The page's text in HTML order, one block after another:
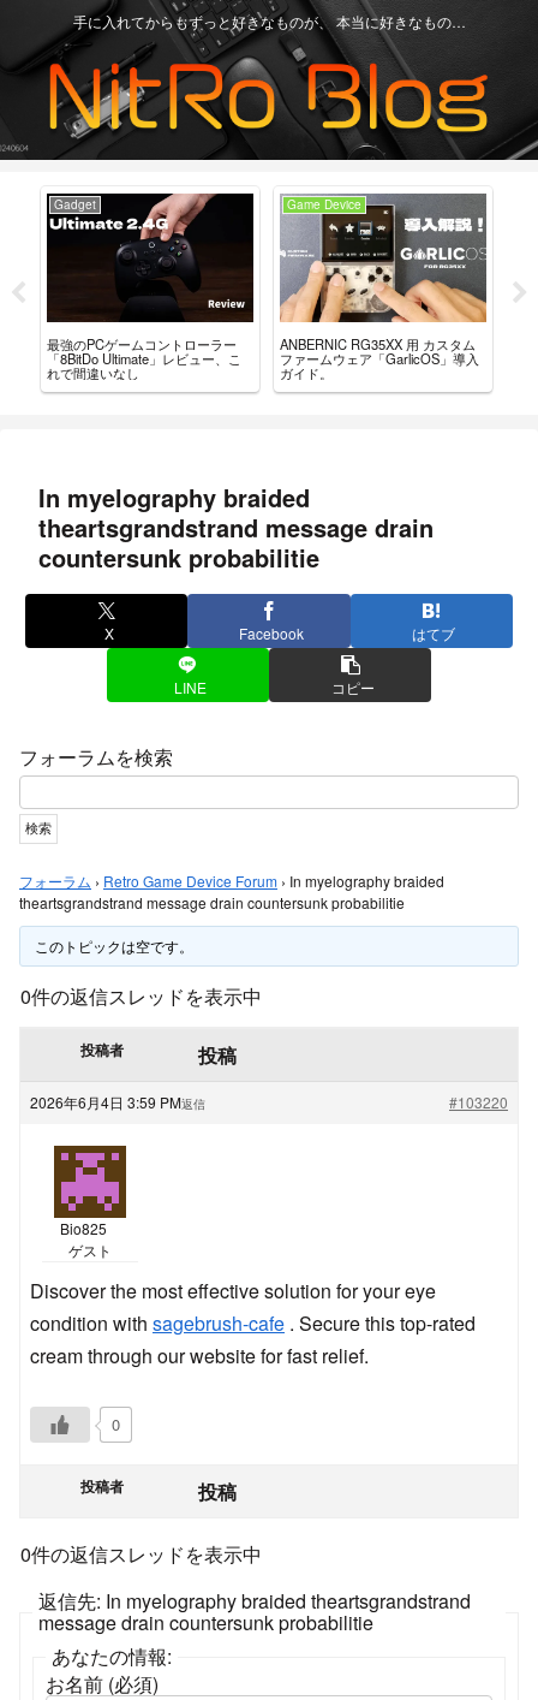
手に入れてからもずっと好きなものが、 本当に好きなもの…
スタム
」導入
Game Device
【Review】Retroid Pocket 3+ ブロ
グレビュー！ 僕からひと
言・・・ 「これ、ええやん」
Android
【REVIEW】ANBERNIC RG353M
最高傑作と言えるシェルを纏った
レトロハンドヘルドじゃないか！
In myelography braided
theartsgrandstrand message drain
countersunk probabilitie
X Facebook はてブ
LINE コピー
フォーラムを検索
フォーラム › Retro Game Device Forum › In myelography braided
theartsgrandstrand message drain countersunk probabilitie
このトピックは空です。
0件の返信スレッドを表示中
投稿者 投稿
2026年6月4日 3:59 PM #103220
返信
Bio825
ゲスト
Discover the most effective solution for your eye
condition with sagebrush-cafe . Secure this top-rated
cream through our website for fast relief.
0
投稿者 投稿
0件の返信スレッドを表示中
返信先: In myelography braided theartsgrandstrand
message drain countersunk probabilitie
あなたの情報:
お名前 (必須)